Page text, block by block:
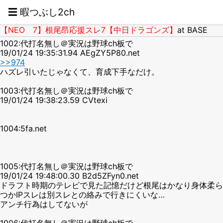
☰ 暇つぶし2ch
【NEO 7】根尾昂応援スレ7【中日ドラゴンズ】 at BASE
1002:代打名無し＠実況は野球ch板で
19/01/24 19:35:31.94 AEgZY5P80.net
>>974
ハズレ引いたじゃなくて、育成下手なだけ。
1003:代打名無し＠実況は野球ch板で
19/01/24 19:38:23.59 CVtexi
1004:5fa.net
1005:代打名無し＠実況は野球ch板で
19/01/24 19:48:00.30 B2d5ZFyn0.net
ドラフト時期のテレビで見た記憶だけど根尾はかなり身体柔
つかIPスレは別スレとの絡みで行きにくいな…
アンチ行為はしてないが